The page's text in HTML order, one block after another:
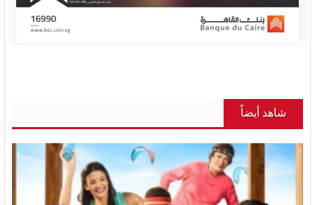
شاهد أيضاً